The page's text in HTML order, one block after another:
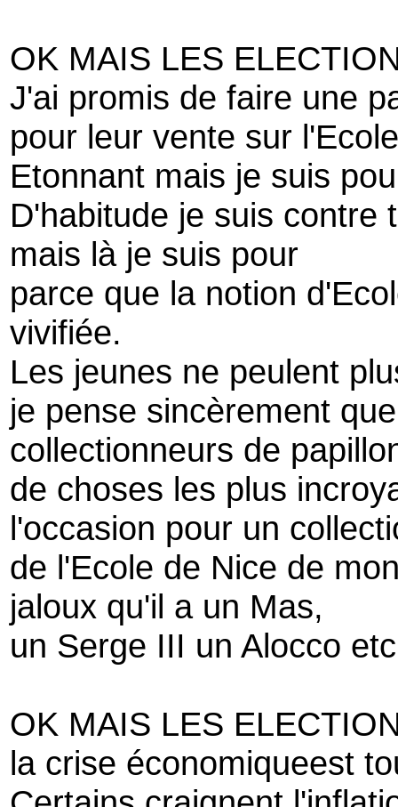
OK MAIS LES
J'ai promis de faire une
pour leur vente sur
Etonnant mais je suis
D'habitude je suis contre
mais là je suis pour
parce que la notion
vivifiée.
Les jeunes ne peulent
je pense sincèrement
collectionneurs de
de choses les plus
l'occasion pour un
de l'Ecole de Nice de
jaloux qu'il a un Mas,
un Serge III un Alocco
OK MAIS LES
la crise économiqueest